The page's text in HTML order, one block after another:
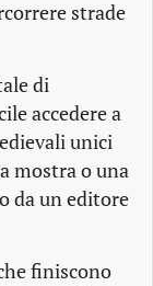
strade
di
accedere a
unici
mostra o una
da un editore
finiscono